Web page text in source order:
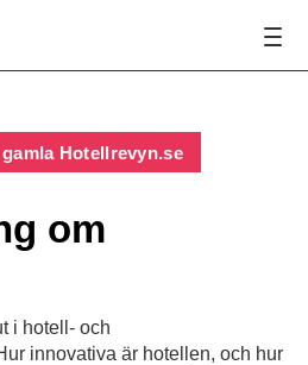
Hotellrevyn.se
om
i hotell- och
innovativa är hotellen, och hur